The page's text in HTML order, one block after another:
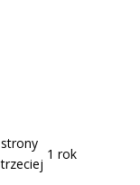
strony
trzeciej
1 rok